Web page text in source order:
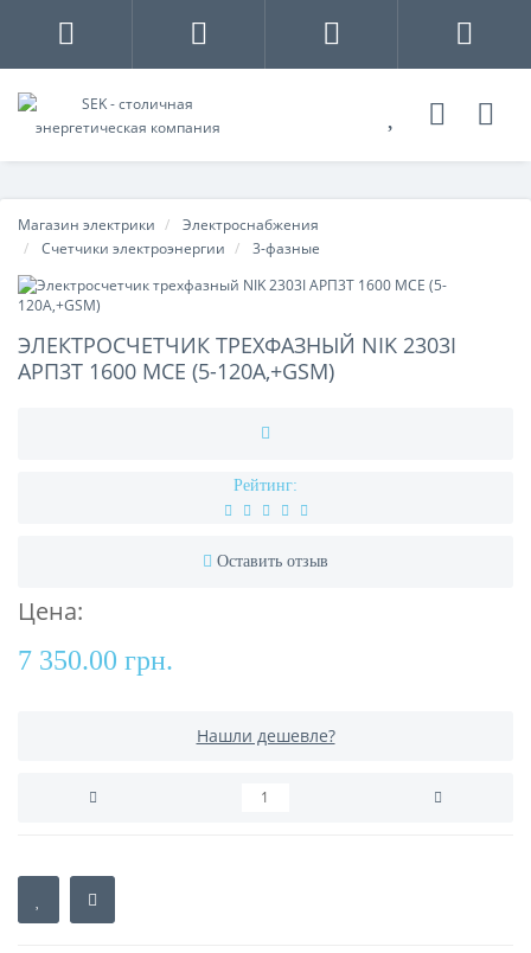
Магазин электрики
Электроснабжения
Счетчики электроэнергии
3-фазные
ЭЛЕКТРОСЧЕТЧИК ТРЕХФАЗНЫЙ NIK 2303I
АРП3Т 1600 MCE (5-120A,+GSM)
Рейтинг:
Оставить отзыв
Цена:
7 350.00 грн.
Нашли дешевле?